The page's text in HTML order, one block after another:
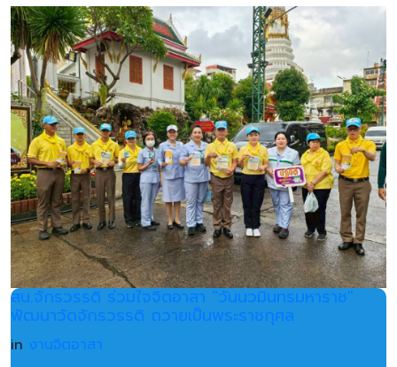
สน.จักรวรรดิ ร่วมใจจิตอาสา "วันนวมินทรมหาราช"
พัฒนาวัดจักรวรรดิ ถวายเป็นพระราชกุศล
in งานจิตอาสา